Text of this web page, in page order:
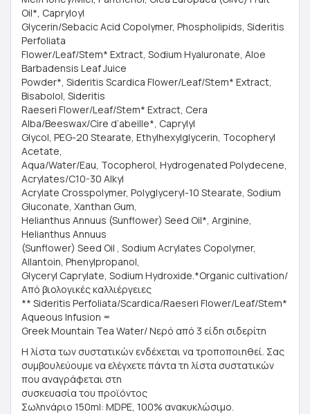
Oil*, Capryloyl
Glycerin/Sebacic Acid Copolymer, Phospholipids, Sideritis
Perfoliata
Flower/Leaf/Stem* Extract, Sodium Hyaluronate, Aloe
Barbadensis Leaf Juice
Powder*, Sideritis Scardica Flower/Leaf/Stem* Extract,
Bisabolol, Sideritis
Raeseri Flower/Leaf/Stem* Extract, Cera
Alba/Beeswax/Cire d’abeille*, Caprylyl
Glycol, PEG-20 Stearate, Ethylhexylglycerin, Tocopheryl
Acetate,
Aqua/Water/Eau, Tocopherol, Hydrogenated Polydecene,
Acrylates/C10-30 Alkyl
Acrylate Crosspolymer, Polyglyceryl-10 Stearate, Sodium
Gluconate, Xanthan Gum,
Helianthus Annuus (Sunflower) Seed Oil*, Arginine,
Helianthus Annuus
(Sunflower) Seed Oil , Sodium Acrylates Copolymer,
Allantoin, Phenylpropanol,
Glyceryl Caprylate, Sodium Hydroxide.*Organic cultivation/
Από βιολογικές καλλιέργειες
** Sideritis Perfoliata/Scardica/Raeseri Flower/Leaf/Stem*
Aqueous Infusion =
Greek Mountain Tea Water/ Νερό από 3 είδη σιδερίτη
Η λίστα των συστατικών ενδέχεται να τροποποιηθεί. Σας
συμβουλεύουμε να ελέγχετε πάντα τη λίστα συστατικών
που αναγράφεται στη
συσκευασία του προϊόντος
Σωληνάριο 150ml: MDPE, 100% ανακυκλώσιμο.